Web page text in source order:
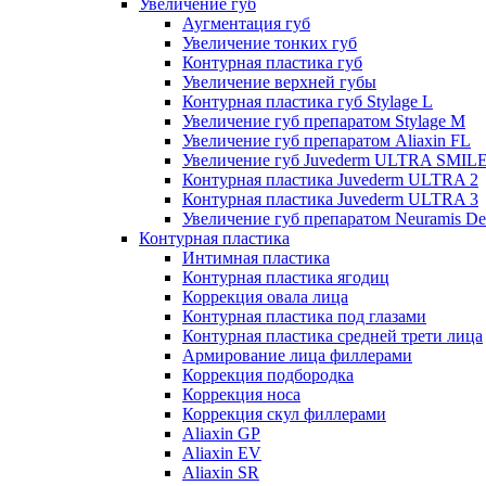
Увеличение губ
Аугментация губ
Увеличение тонких губ
Контурная пластика губ
Увеличение верхней губы
Контурная пластика губ Stylage L
Увеличение губ препаратом Stylage M
Увеличение губ препаратом Aliaxin FL
Увеличение губ Juvederm ULTRA
Контурная пластика Juvederm ULTRA 2
Контурная пластика Juvederm ULTRA 3
Увеличение губ препаратом Neuramis
Контурная пластика
Интимная пластика
Контурная пластика ягодиц
Коррекция овала лица
Контурная пластика под глазами
Контурная пластика средней трети лица
Армирование лица филлерами
Коррекция подбородка
Коррекция носа
Коррекция скул филлерами
Aliaxin GP
Aliaxin EV
Aliaxin SR